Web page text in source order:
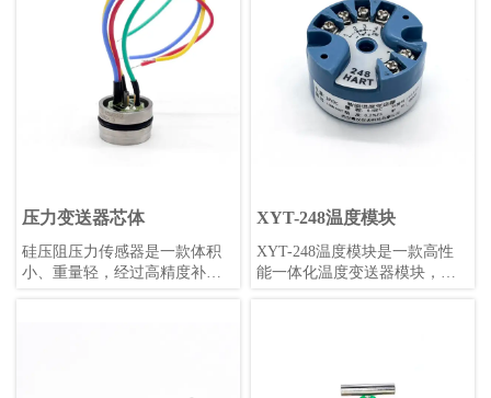
安全设计，包括独立看门狗、
低压监控复位、多任务调度优
化等功能。全部采用进口元器
件，保证较长的使用寿命和稳
定性。可使用计算机或者手机
进行组态设置，方便快捷。
压力变送器芯体
硅压阻压力传感器是一款体积
小、重量轻，经过高精度补偿
XYT-248温度模块
XYT-248温度模块是一款高性
能一体化温度变送器模块，支